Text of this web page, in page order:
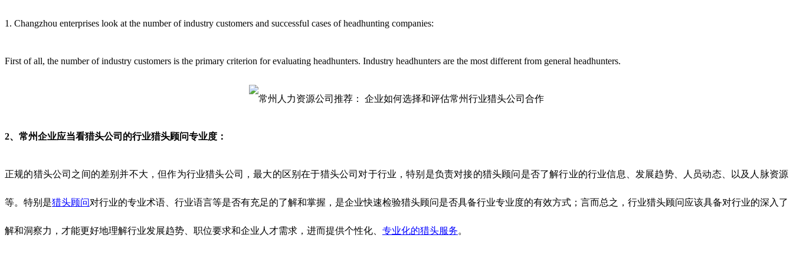
1. Changzhou enterprises look at the number of industry customers and successful cases of headhunting companies:
First of all, the number of industry customers is the primary criterion for evaluating headhunters. Industry headhunters are the most different from general headhunters.
2、 常州企业应当看猎头公司的行业猎头顾问专业度：
正规的猎头公司之间的差别并不大，但作为行业猎头公司，最大的区别在于猎头公司对于行业，特别是负责对接的猎头顾问是否了解行业的行业信息、发展趋势、人员动态、以及人脉资源
等。特别是猎头顾问对行业的专业术语、行业语言等是否有充足的了解和掌握，是企业快速检验猎头顾问是否具备行业专业度的有效方式；言而总之，行业猎头顾问应该具备对行业的深入了
解和洞察力，才能更好地理解行业发展趋势、职位要求和企业人才需求，进而提供个性化、 专业化的猎头服务。